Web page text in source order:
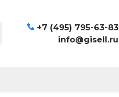
+7 (495) 795-63-83
info@gisell.ru